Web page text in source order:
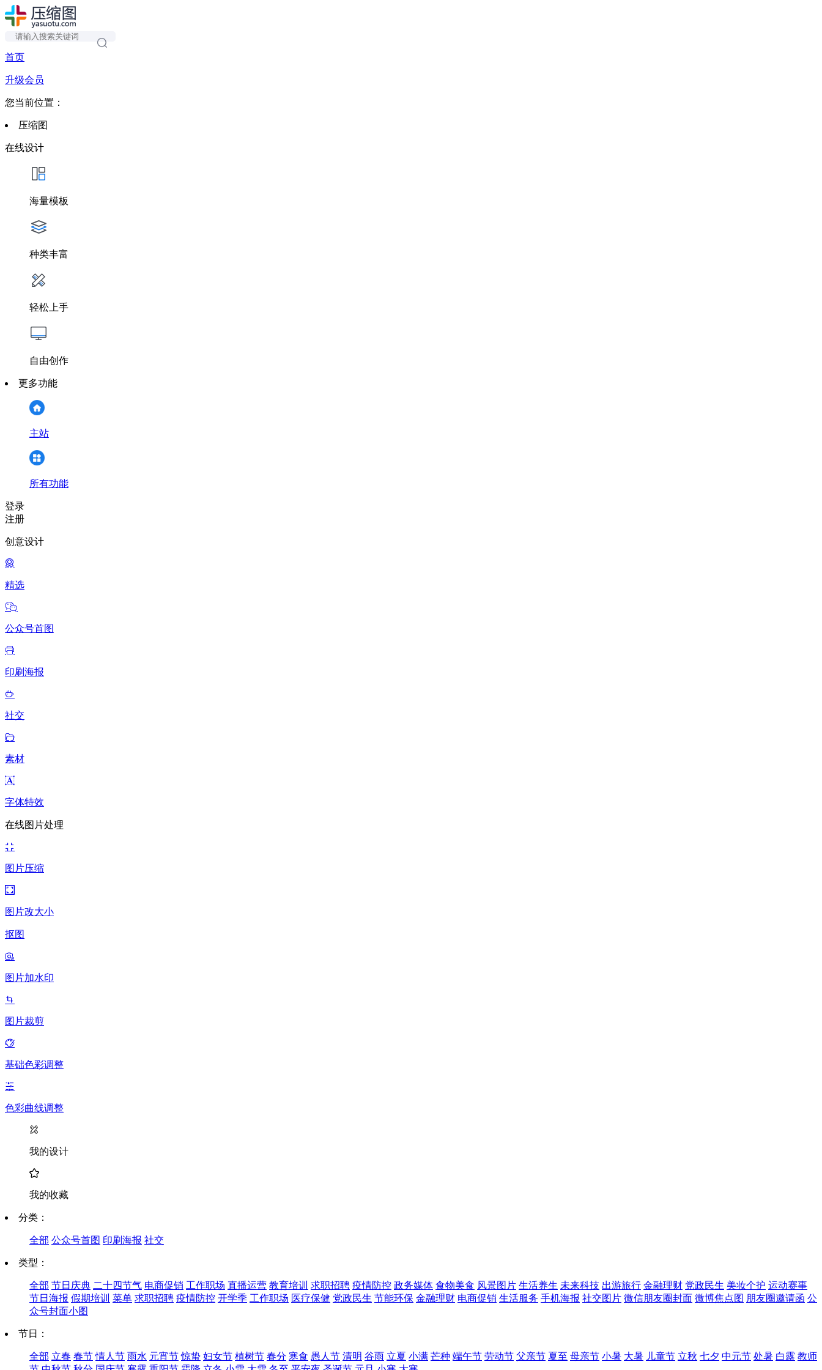
首页
升级会员
您当前位置：
压缩图
在线设计
海量模板
种类丰富
轻松上手
自由创作
更多功能
主站
所有功能
登录
注册
创意设计
精选
公众号首图
印刷海报
社交
素材
字体特效
在线图片处理
图片压缩
图片改大小
抠图
图片加水印
图片裁剪
基础色彩调整
色彩曲线调整
我的设计
我的收藏
分类：
全部 公众号首图 印刷海报 社交
类型：
全部 节日庆典 二十四节气 电商促销 工作职场 直播运营 教育培训 求职招聘 疫情防控 政务媒体 食物美食 风景图片 生活养生 未来科技 出游旅行 金融理财 党政民生 美妆个护 运动赛事
节日海报 假期培训 菜单 求职招聘 疫情防控 开学季 工作职场 医疗保健 党政民生 节能环保 金融理财 电商促销 生活服务 手机海报 社交图片 微信朋友圈封面 微博焦点图 朋友圈邀请函 公
众号封面小图
节日：
全部 立春 春节 情人节 雨水 元宵节 惊蛰 妇女节 植树节 春分 寒食 愚人节 清明 谷雨 立夏 小满 芒种 端午节 劳动节 父亲节 夏至 母亲节 小暑 大暑 儿童节 立秋 七夕 中元节 处暑 白露 教师